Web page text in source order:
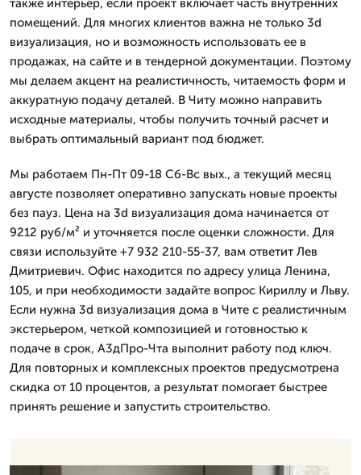
также интерьер, если проект включает часть внутренних
помещений. Для многих клиентов важна не только 3d
визуализация, но и возможность использовать ее в
продажах, на сайте и в тендерной документации. Поэтому
мы делаем акцент на реалистичность, читаемость форм и
аккуратную подачу деталей. В Читу можно направить
исходные материалы, чтобы получить точный расчет и
выбрать оптимальный вариант под бюджет.
Мы работаем Пн-Пт 09-18 Сб-Вс вых., а текущий месяц
августе позволяет оперативно запускать новые проекты
без пауз. Цена на 3d визуализация дома начинается от
9212 руб/м² и уточняется после оценки сложности. Для
связи используйте +7 932 210-55-37, вам ответит Лев
Дмитpиевич. Офис находится по адресу улица Ленина,
105, и при необходимости задайте вопрос Кириллу и Льву.
Если нужна 3d визуализация дома в Чите с реалистичным
экстерьером, четкой композицией и готовностью к
подаче в срок, А3дПро-Чта выполнит работу под ключ.
Для повторных и комплексных проектов предусмотрена
скидка от 10 процентов, а результат помогает быстрее
принять решение и запустить строительство.